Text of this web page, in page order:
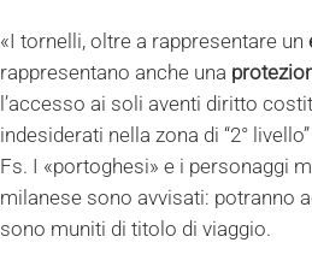
«I tornelli, oltre a rappresentare un
rappresentano anche una
l’accesso ai soli aventi diritto
indesiderati nella zona di “2°
Fs. I «portoghesi» e i personaggi
milanese sono avvisati: potranno
sono muniti di titolo di viaggio.